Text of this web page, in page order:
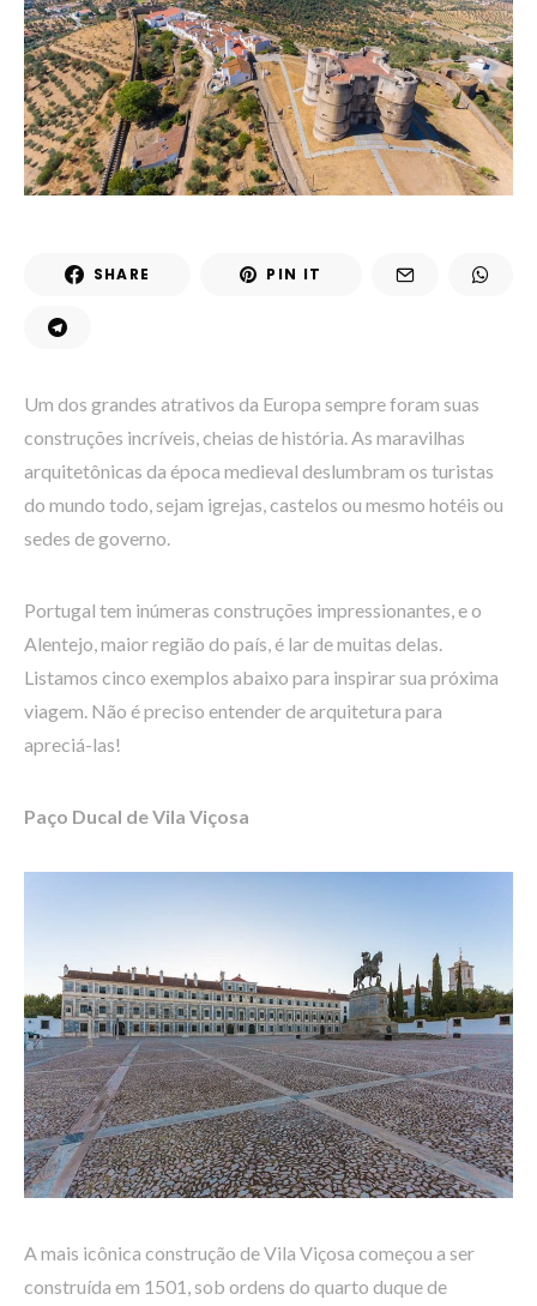
SHARE PIN IT
Um dos grandes atrativos da Europa sempre foram suas
construções incríveis, cheias de história. As maravilhas
arquitetônicas da época medieval deslumbram os turistas
do mundo todo, sejam igrejas, castelos ou mesmo hotéis ou
sedes de governo.
Portugal tem inúmeras construções impressionantes, e o
Alentejo, maior região do país, é lar de muitas delas.
Listamos cinco exemplos abaixo para inspirar sua próxima
viagem. Não é preciso entender de arquitetura para
apreciá-las!
Paço Ducal de Vila Viçosa
A mais icônica construção de Vila Viçosa começou a ser
construída em 1501, sob ordens do quarto duque de